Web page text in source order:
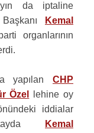
da iptaline
Kemal
organlarının
yapılan CHP
Özel
lehine oy
iddialar
Kemal